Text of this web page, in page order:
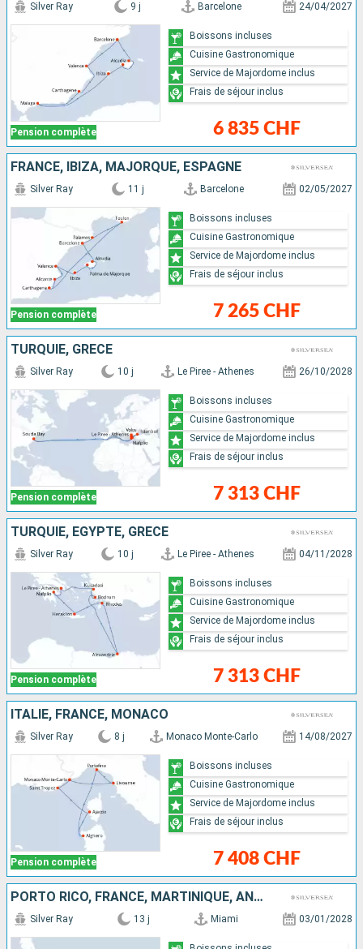
Pension complète
Silver Ray 9 j Barcelone 24/04/2027
6 835 CHF
Boissons incluses
Cuisine Gastronomique
Service de Majordome inclus
Frais de séjour inclus
FRANCE, IBIZA, MAJORQUE, ESPAGNE
Pension complète
Silver Ray 11 j Barcelone 02/05/2027
7 265 CHF
Boissons incluses
Cuisine Gastronomique
Service de Majordome inclus
Frais de séjour inclus
TURQUIE, GRÈCE
Pension complète
Silver Ray 10 j Le Piree - Athenes 26/10/2028
7 313 CHF
Boissons incluses
Cuisine Gastronomique
Service de Majordome inclus
Frais de séjour inclus
TURQUIE, EGYPTE, GRÈCE
Pension complète
Silver Ray 10 j Le Piree - Athenes 04/11/2028
7 313 CHF
Boissons incluses
Cuisine Gastronomique
Service de Majordome inclus
Frais de séjour inclus
ITALIE, FRANCE, MONACO
Pension complète
Silver Ray 8 j Monaco Monte-Carlo 14/08/2027
7 408 CHF
Boissons incluses
Cuisine Gastronomique
Service de Majordome inclus
Frais de séjour inclus
PORTO RICO, FRANCE, MARTINIQUE, ANTIGUA-ET-BARBUDA, JOST VAN DYKE, ÉTATS-UNIS
Silver Ray 13 j Miami 03/01/2028